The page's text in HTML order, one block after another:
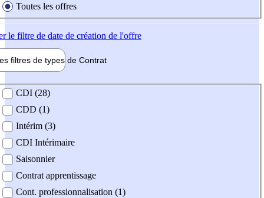
Toutes les offres
le filtre de date de création de l'offre
filtres de types de Contrat
contrat
CDI (28)
CDD (1)
Intérim (3)
CDI Intérimaire
Saisonnier
Contrat apprentissage
Cont. professionnalisation (1)